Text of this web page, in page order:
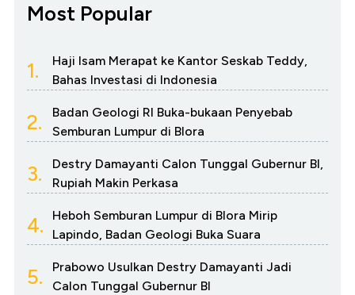
Most Popular
1.
Haji Isam Merapat ke Kantor Seskab Teddy,
Bahas Investasi di Indonesia
2.
Badan Geologi RI Buka-bukaan Penyebab
Semburan Lumpur di Blora
3.
Destry Damayanti Calon Tunggal Gubernur BI,
Rupiah Makin Perkasa
4.
Heboh Semburan Lumpur di Blora Mirip
Lapindo, Badan Geologi Buka Suara
5.
Prabowo Usulkan Destry Damayanti Jadi
Calon Tunggal Gubernur BI